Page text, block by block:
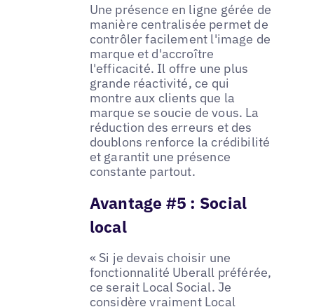
Une présence en ligne gérée de
manière centralisée permet de
contrôler facilement l'image de
marque et d'accroître
l'efficacité. Il offre une plus
grande réactivité, ce qui
montre aux clients que la
marque se soucie de vous. La
réduction des erreurs et des
doublons renforce la crédibilité
et garantit une présence
constante partout.
Avantage #5 : Social
local
« Si je devais choisir une
fonctionnalité Uberall préférée,
ce serait Local Social. Je
considère vraiment Local